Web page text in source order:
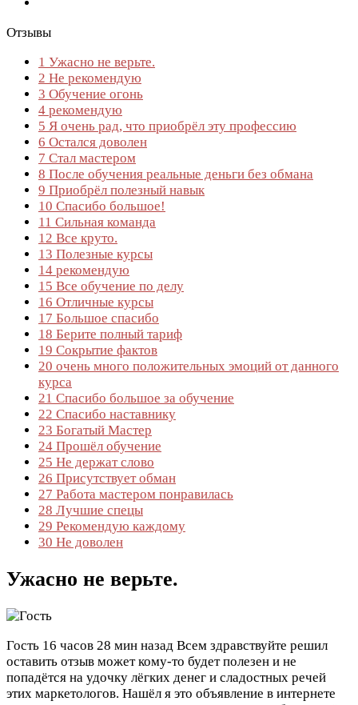
Отзывы
1 Ужасно не верьте.
2 Не рекомендую
3 Обучение огонь
4 рекомендую
5 Я очень рад, что приобрёл эту профессию
6 Остался доволен
7 Стал мастером
8 После обучения реальные деньги без обмана
9 Приобрёл полезный навык
10 Спасибо большое!
11 Сильная команда
12 Все круто.
13 Полезные курсы
14 рекомендую
15 Все обучение по делу
16 Отличные курсы
17 Большое спасибо
18 Берите полный тариф
19 Сокрытие фактов
20 очень много положительных эмоций от данного
курса
21 Спасибо большое за обучение
22 Спасибо наставнику
23 Богатый Мастер
24 Прошёл обучение
25 Не держат слово
26 Присутствует обман
27 Работа мастером понравилась
28 Лучшие спецы
29 Рекомендую каждому
30 Не доволен
Ужасно не верьте.
Гость 16 часов 28 мин назад Всем здравствуйте решил
оставить отзыв может кому-то будет полезен и не
попадëтся на удочку лëгких денег и сладостных речей
этих маркетологов. Нашëл я это объявление в интернете